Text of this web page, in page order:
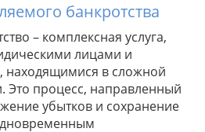
юриста
юриста
юриста
юриста
юриста
банкротства
– комплексная услуга,
лицами и
находящимися в сложной
Это процесс, направленный
убытков и сохранение